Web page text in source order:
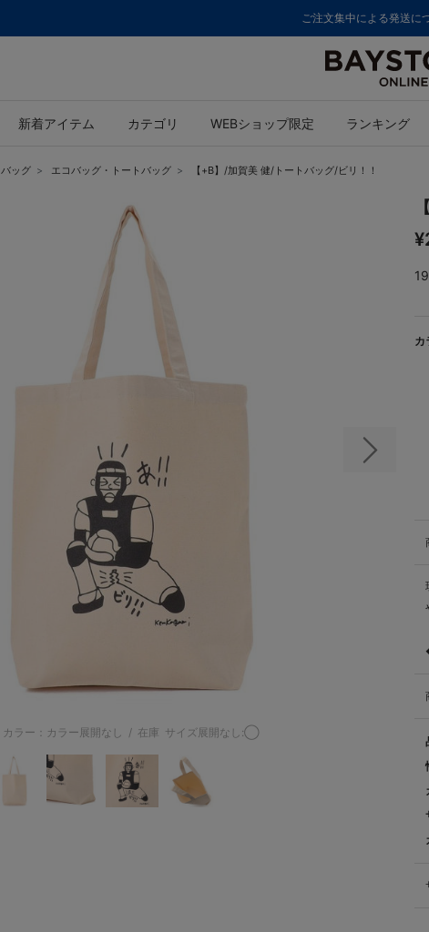
ご注文集中による発送に
新着アイテム カテゴリ WEBショップ限定 ランキング
バッグ エコバッグ・トートバッグ 【+B】/加賀美 健/トートバッグ/ビリ！！
次の画像
カラー：カラー展開なし / 在庫 サイズ展開なし:◯
19
カ